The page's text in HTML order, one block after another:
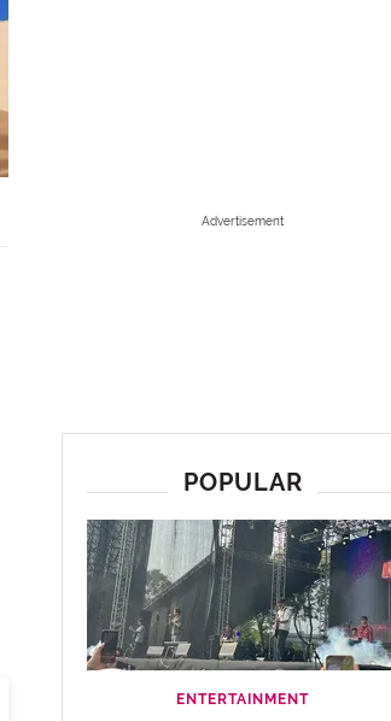
Advertisement
POPULAR
ENTERTAINMENT